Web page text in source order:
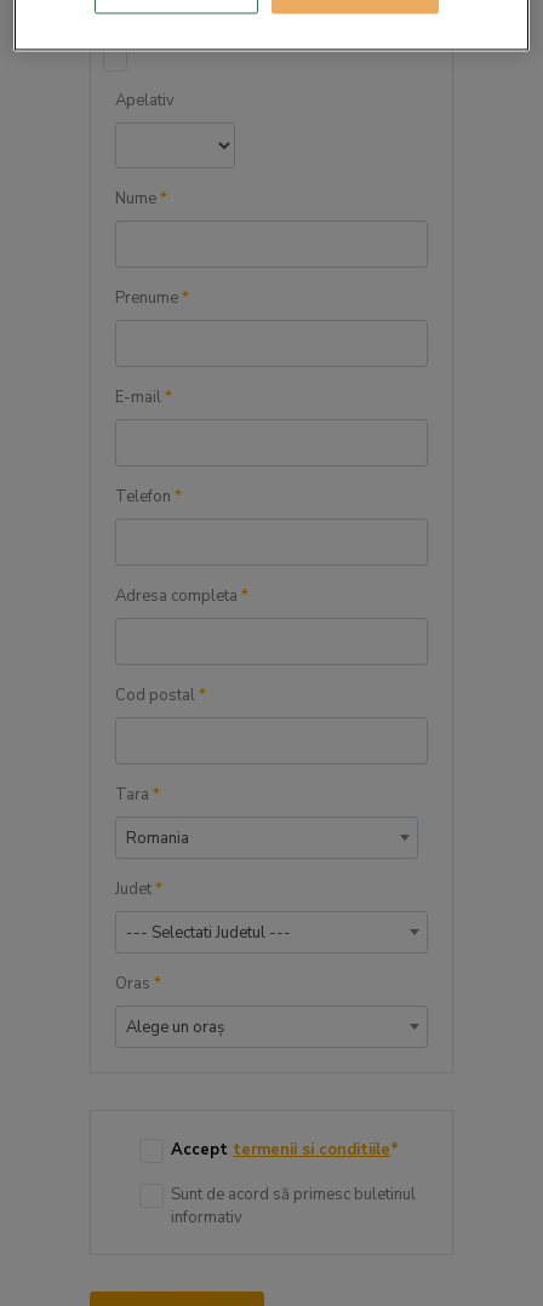
Apelativ
Nume*
Prenume*
E-mail*
Telefon *
Adresa completa *
Cod postal*
Tara *
Romania
Judet*
--- Selectati Judetul ---
Oras *
Alege un oraș
Accept termenii si conditiile*
Sunt de acord să primesc buletinul
informativ